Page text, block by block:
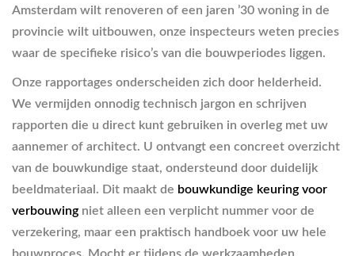
Amsterdam wilt renoveren of een jaren ’30 woning in de
provincie wilt uitbouwen, onze inspecteurs weten precies
waar de specifieke risico’s van die bouwperiodes liggen.
Onze rapportages onderscheiden zich door helderheid.
We vermijden onnodig technisch jargon en schrijven
rapporten die u direct kunt gebruiken in overleg met uw
aannemer of architect. U ontvangt een concreet overzicht
van de bouwkundige staat, ondersteund door duidelijk
beeldmateriaal. Dit maakt de bouwkundige keuring voor
verbouwing niet alleen een verplicht nummer voor de
verzekering, maar een praktisch handboek voor uw hele
bouwproces. Mocht er tijdens de werkzaamheden